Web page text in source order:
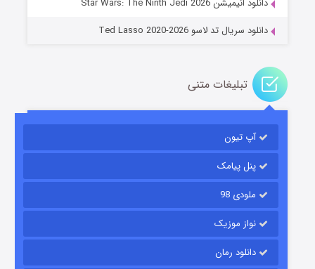
دانلود سریال تد لاسو Ted Lasso 2020-2026
تبلیغات متنی
آپ تیون
پنل پیامک
ملودی 98
نواز موزیک
دانلود رمان